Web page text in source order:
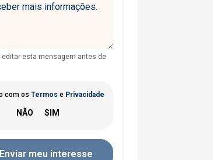
esta mensagem antes de
com os Termos e Privacidade
Enviar meu interesse